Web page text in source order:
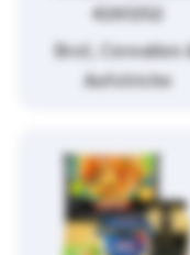
4261252
Brot, Cerealien
Aufstriche